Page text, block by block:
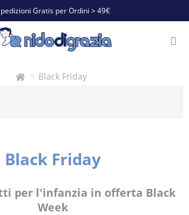
Gratis per Ordini > 49€
Black Friday
Black Friday
per l'infanzia in offerta Black
Week